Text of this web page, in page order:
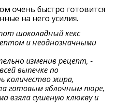
очень быстро готовится
на него усилия.
шоколадный кекс
и неоднозначными
изменив рецепт, -
выпечке по
количество жира,
готовым яблочным пюре,
взяла сушеную клюкву и